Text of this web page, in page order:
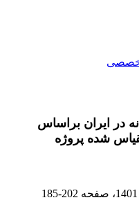
تخصصی
در ایران براساس
شده پروژه
، صفحه 185-202